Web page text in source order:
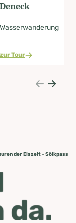
Deneck
Wasserwanderung
zur Tour
der Eiszeit - Sölkpass